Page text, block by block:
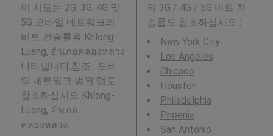
이 지도는 2G, 3G, 4G 및
5G 모바일 네트워크의
비트 전송률을 Khlong-
Luang, อำเภอคลองหลวง
나타냅니다.참조 : 모바
일 네트워크 범위 맵도
참조하십시오 Khlong-
Luang, อำเภอ
คลองหลวง.
의 3G / 4G / 5G 비트 전
송률도 참조하십시오 :
New York City
Los Angeles
Chicago
Houston
Philadelphia
Phoenix
San Antonio